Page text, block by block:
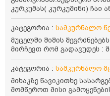
გავაჩეროთ 10-15 წუთი,
მიზანი: ანტიოქსიდანტური
თვისება. სწორია ეს
და ბრონქულ ასთმას თუ
კურკუმას( კურკუმინი) ჩაი
წესი. მაინტერესებდა და
კურკუმას გააჩნია ანთების
უნდა მივიღოთო ცხიმთან
ეფექტურობის მიზნით. 1)
როგორ მივიღო კურკუმას
შემდეგ? თბილი წყალი
წავიკითხე რომ კურკუმას
წყალს, ის დაკარგავსო
კატეგორია : სამკურნალო
მუცელში შიშის
მირჩევთ რომ გადავუდეს :
კატეგორია : სამკურნალო
მიხაკზე წავიკითხე
მომწეროთ მისი